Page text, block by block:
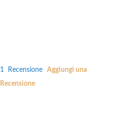
1 Recensione
Aggiungi una
Recensione